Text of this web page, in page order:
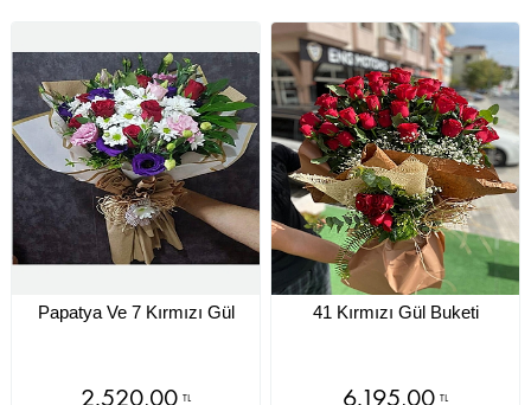
Papatya Ve 7 Kırmızı Gül
2.520,00 TL
41 Kırmızı Gül Buketi
6.195,00 TL